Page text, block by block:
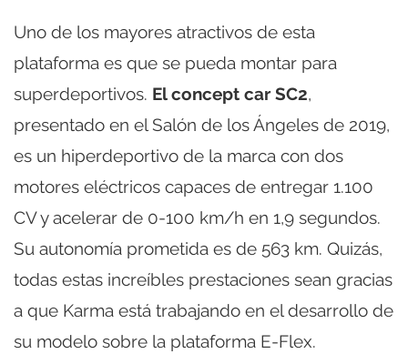
Uno de los mayores atractivos de esta
plataforma es que se pueda montar para
superdeportivos. El concept car SC2,
presentado en el Salón de los Ángeles de 2019,
es un hiperdeportivo de la marca con dos
motores eléctricos capaces de entregar 1.100
CV y acelerar de 0-100 km/h en 1,9 segundos.
Su autonomía prometida es de 563 km. Quizás,
todas estas increíbles prestaciones sean gracias
a que Karma está trabajando en el desarrollo de
su modelo sobre la plataforma E-Flex.